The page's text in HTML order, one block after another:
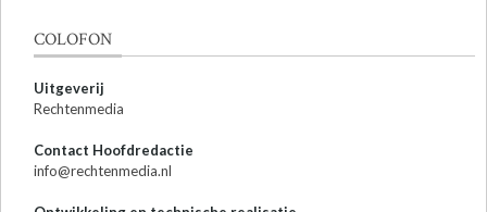
COLOFON
Uitgeverij
Rechtenmedia
Contact Hoofdredactie
info@rechtenmedia.nl